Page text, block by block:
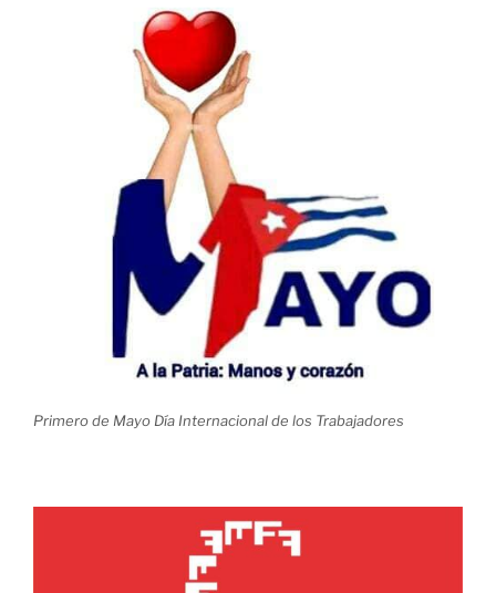
Primero de Mayo Día Internacional de los Trabajadores